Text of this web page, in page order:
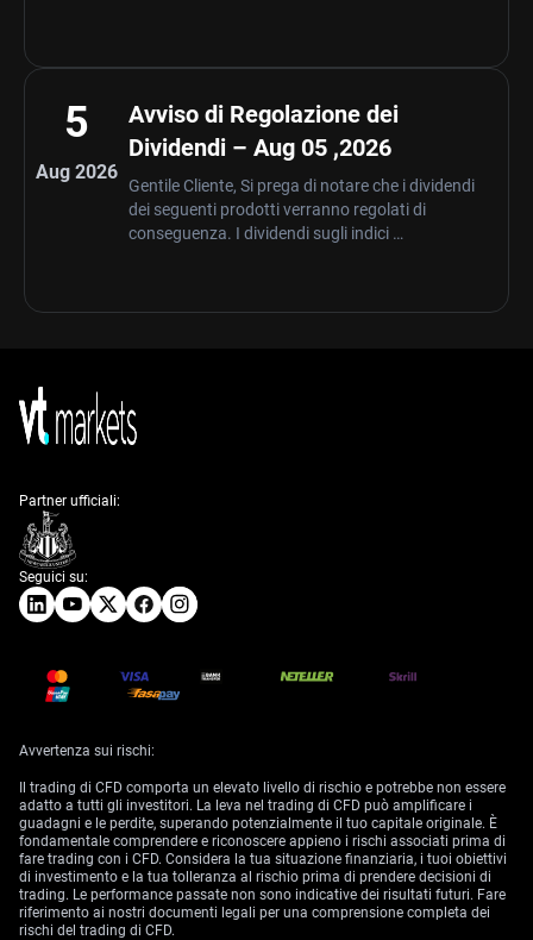
5
Aug 2026
Avviso di Regolazione dei
Dividendi – Aug 05 ,2026
Gentile Cliente, Si prega di notare che i dividendi
dei seguenti prodotti verranno regolati di
conseguenza. I dividendi sugli indici …
Seguici su:
Partner ufficiali:
Avvertenza sui rischi:
Il trading di CFD comporta un elevato livello di rischio e potrebbe non essere
adatto a tutti gli investitori. La leva nel trading di CFD può amplificare i
guadagni e le perdite, superando potenzialmente il tuo capitale originale. È
fondamentale comprendere e riconoscere appieno i rischi associati prima di
fare trading con i CFD. Considera la tua situazione finanziaria, i tuoi obiettivi
di investimento e la tua tolleranza al rischio prima di prendere decisioni di
trading. Le performance passate non sono indicative dei risultati futuri. Fare
riferimento ai nostri documenti legali per una comprensione completa dei
rischi del trading di CFD.